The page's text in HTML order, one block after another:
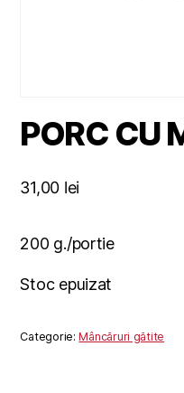
PORC CU
31,00 lei
200 g./portie
Stoc epuizat
Categorie:Mâncăruri gătite